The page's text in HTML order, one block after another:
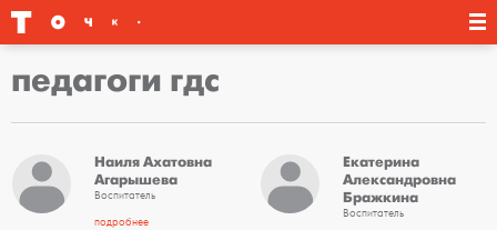
педагоги гдс
Наиля Ахатовна
Агарышева
Воспитатель
подробнее
Екатерина
Александровна
Бражкина
Воспитатель